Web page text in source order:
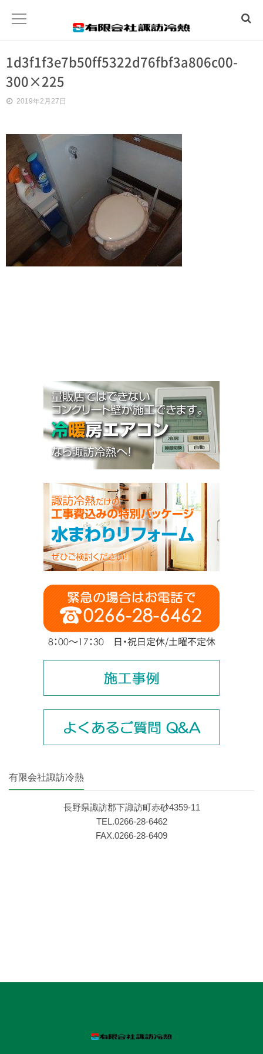
ホーム
水まわりトラブル
冷暖房工事
温泉工事
会社概要
お問合わせ
1d3f1f3e7b50ff5322d76fbf3a806c00-
300×225
2019年2月27日
有限会社諏訪冷熱
長野県諏訪郡下諏訪町赤砂4359‐11
TEL.0266‐28‐6462
FAX.0266‐28‐6409